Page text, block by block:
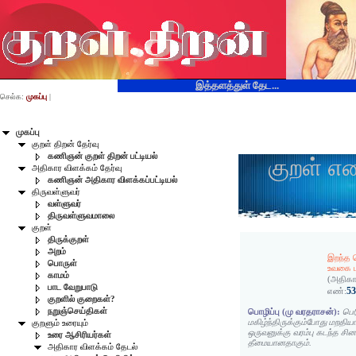
இத்தளத்துள் தேட...
முகப்பு
குறள் திறன் தேர்வு
கணிஞன் குறள் திறன் பட்டியல்
அதிகார விளக்கம் தேர்வு
கணிஞன் அதிகார விளக்கப்பட்டியல்
திருவள்ளுவர்
வள்ளுவர்
திருவள்ளுவமாலை
குறள்
திருக்குறள்
அறம்
பொருள்
காமம்
பாட வேறுபாடு
குறளில் குறைகள்?
நறுஞ்செய்திகள்
குறளும் உரையும்
உரை ஆசிரியர்கள்
அதிகார விளக்கம் தேடல்
செல்க: முகப்பு |
குறள்
இறந்த
உவகை
எண்:
பொழிப்பு (மு வரதராசன்):
மகிழ்ந்திருக்கும்போது
ஒருவனுக்கு வரம்பு கடந்த
தீமையானதாகும்.